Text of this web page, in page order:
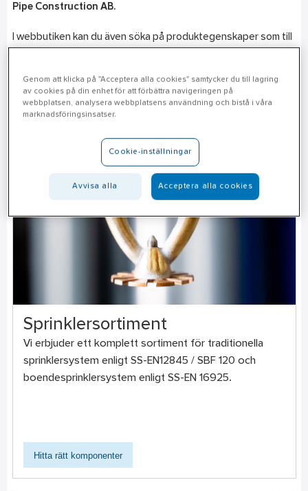
Pipe Construction AB.
I webbutiken kan du även söka på produktegenskaper som till
Sprinklersortiment
Vi erbjuder ett komplett sortiment för traditionella
sprinklersystem enligt SS-EN12845 / SBF 120 och
boendesprinklersystem enligt SS-EN 16925.
Hitta rätt komponenter
Genom att klicka på "Acceptera alla cookies" samtycker du till lagring
av cookies på din enhet för att förbättra navigeringen på
webbplatsen, analysera webbplatsens användning och bistå i våra
marknadsföringsinsatser.
Cookie-inställningar
Avvisa alla Acceptera alla cookies